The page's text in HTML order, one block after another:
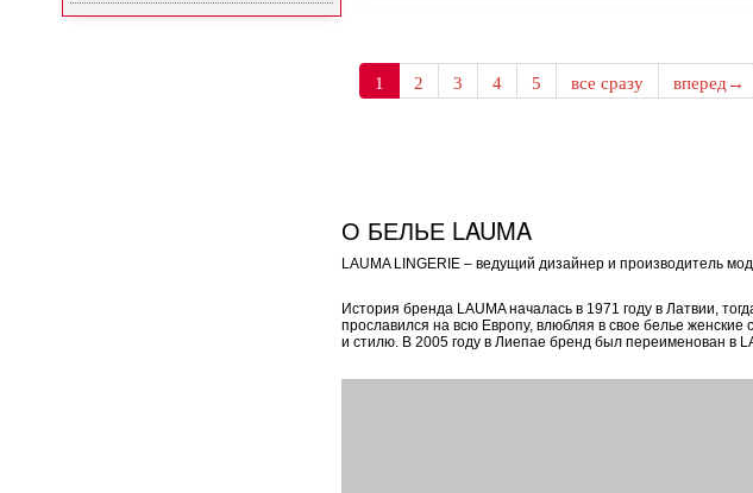
1 2 3 4 5 все сразу вперед→
О БЕЛЬЕ LAUMA
LAUMA LINGERIE – ведущий дизайнер и производитель
История бренда LAUMA началась в 1971 году в Латвии,
прославился на всю Европу, влюбляя в свое белье
и стилю. В 2005 году в Лиепае бренд был переименован в